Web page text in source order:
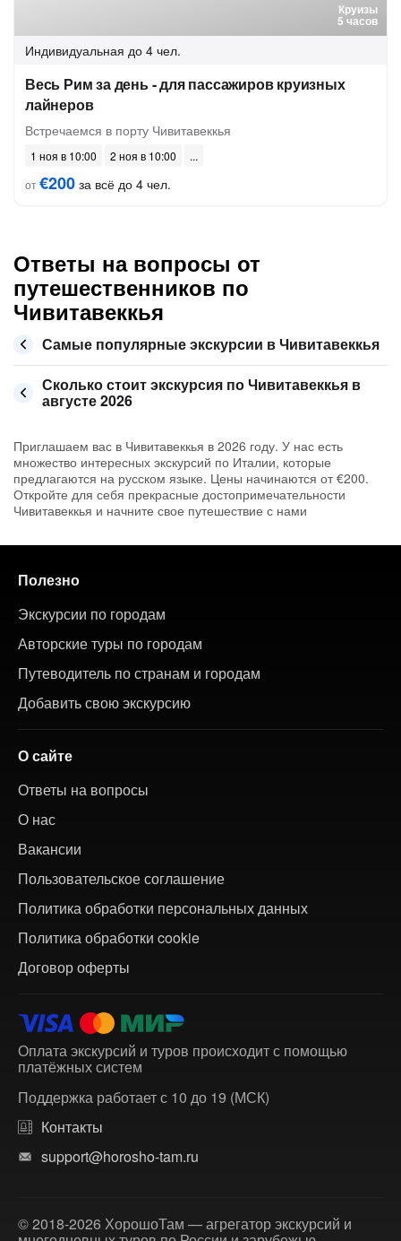
Круизы
5 часов
Индивидуальная до 4 чел.
Весь Рим за день - для пассажиров круизных
лайнеров
Встречаемся в порту Чивитавеккья
1 ноя в 10:00
2 ноя в 10:00
от€200 за всё до 4 чел.
Ответы на вопросы от
путешественников по
Чивитавеккья
Самые популярные экскурсии в Чивитавеккья
Сколько стоит экскурсия по Чивитавеккья в
августе 2026
Приглашаем вас в Чивитавеккья в 2026 году. У нас есть
множество интересных экскурсий по Италии, которые
предлагаются на русском языке. Цены начинаются от €200.
Откройте для себя прекрасные достопримечательности
Чивитавеккья и начните свое путешествие с нами
Полезно
Экскурсии по городам
Авторские туры по городам
Путеводитель по странам и городам
Добавить свою экскурсию
О сайте
Ответы на вопросы
О нас
Вакансии
Пользовательское соглашение
Политика обработки персональных данных
Политика обработки cookie
Договор оферты
Оплата экскурсий и туров происходит с помощью
платёжных систем
Поддержка работает с 10 до 19 (МСК)
Контакты
support@horosho-tam.ru
© 2018-2026 ХорошоТам — агрегатор экскурсий и